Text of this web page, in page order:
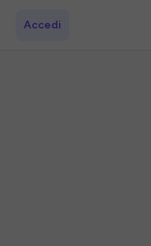
Accedi